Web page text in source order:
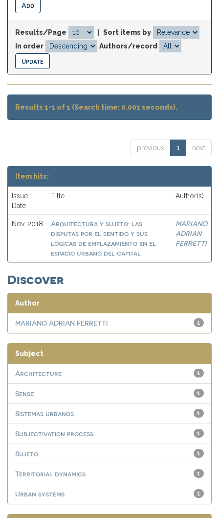
Results/Page
Sort items by
In order
Authors/record
Results 1-1 of 1 (Search time: 0.001 seconds).
previous 1 next
Item hits:
Issue
Date
Title Author(s)
Nov-2018
Arquitectura y sujeto: las
disputas por el sentido y sus
lógicas de emplazamiento en el
espacio urbano del capital
MARIANO
ADRIAN
FERRETTI
Discover
Author
1
MARIANO ADRIAN FERRETTI
Subject
1
Architecture
1
Sense
1
Sistemas urbanos
1
Subjectivation process
1
Sujeto
1
Territorial dynamics
1
Urban systems